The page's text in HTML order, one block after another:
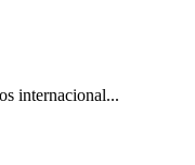
internacional...